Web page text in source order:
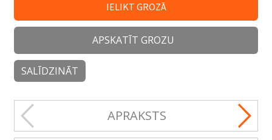
IELIKT GROZĀ
APSKATĪT GROZU
SALĪDZINĀT
APRAKSTS